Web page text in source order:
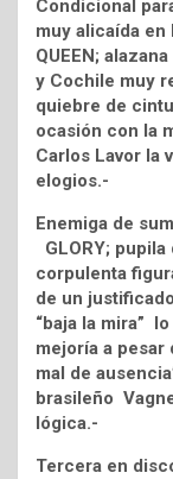
Condicional
muy alicaída
QUEEN;
y Cochile muy
quiebre de
ocasión con la
Carlos Lavor la
elogios.-
Enemiga de
GLORY;
corpulenta
de un
“baja la mira”
mejoría a pesar
mal de
brasileño
lógica.-
Tercera en